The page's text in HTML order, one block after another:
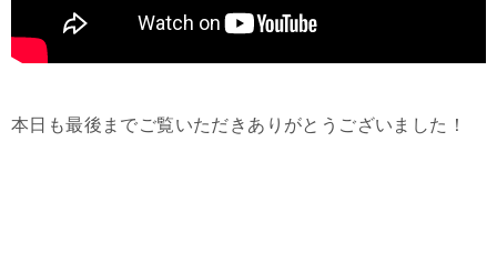
本日も最後までご覧いただきありがとうございました！